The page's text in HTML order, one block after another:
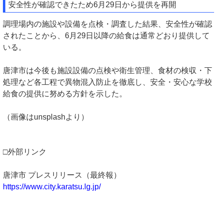
安全性が確認できたため6月29日から提供を再開
調理場内の施設や設備を点検・調査した結果、安全性が確認
されたことから、6月29日以降の給食は通常どおり提供して
いる。
唐津市は今後も施設設備の点検や衛生管理、食材の検収・下
処理など各工程で異物混入防止を徹底し、安全・安心な学校
給食の提供に努める方針を示した。
（画像はunsplashより）
□外部リンク
唐津市 プレスリリース（最終報）
https://www.city.karatsu.lg.jp/